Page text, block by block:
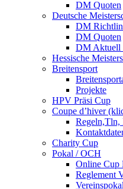
DM Quoten
Deutsche
DM
DM Quoten
DM Aktuell
Hessische
Breitensport
Projekte
HPV Präsi Cup
Coupe d’hiver
Charity Cup
Pokal / OCH
Online Cup
Reglement